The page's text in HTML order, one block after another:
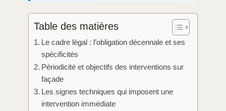
Table des matières
Le cadre légal : l’obligation décennale et ses
spécificités
Périodicité et objectifs des interventions sur
façade
Les signes techniques qui imposent une
intervention immédiate